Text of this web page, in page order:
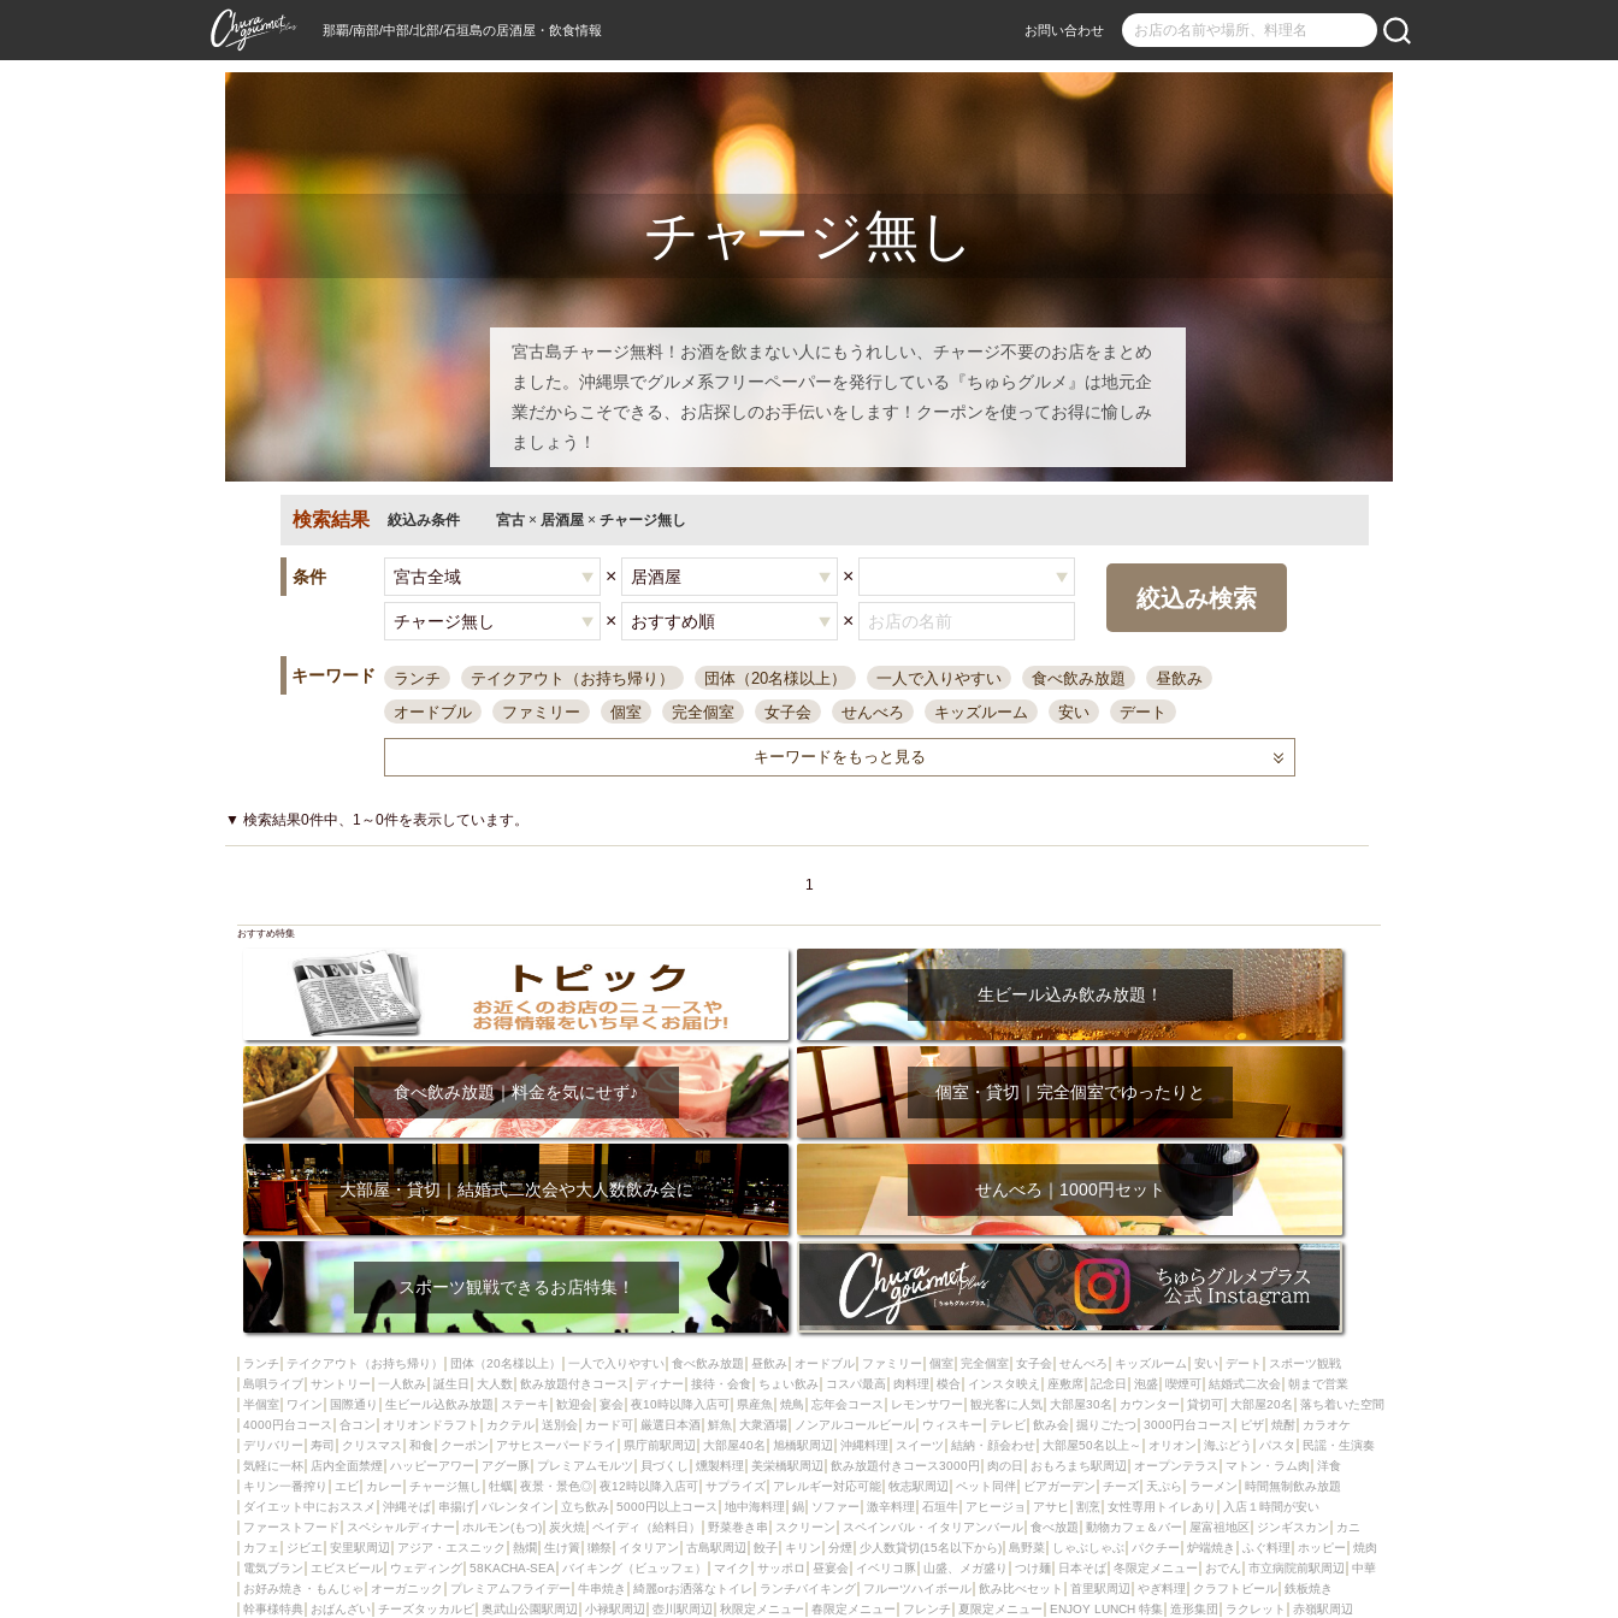
那覇/南部/中部/北部/石垣島の居酒屋・飲食情報 お問い合わせ
チャージ無し
宮古島チャージ無料！お酒を飲まない人にもうれしい、チャージ不要のお店をまとめ
ました。沖縄県でグルメ系フリーペーパーを発行している『ちゅらグルメ』は地元企
業だからこそできる、お店探しのお手伝いをします！クーポンを使ってお得に愉しみ
ましょう！
検索結果 絞込み条件 宮古 × 居酒屋 × チャージ無し
条件 × ×
× ×
絞込み検索
キーワード ランチ テイクアウト（お持ち帰り） 団体（20名様以上） 一人で入りやすい 食べ飲み放題
昼飲み
オードブル
ファミリー 個室 完全個室 女子会 せんべろ キッズルーム 安い
デート
一人飲み 誕生日 大人数
接待・会食
ちょい飲み コスパ最高 肉料理 模合 インスタ映え 座敷席 記念日 泡盛
喫煙可
結婚式二次会
夜10時以降入店可
県産魚 焼鳥 忘年会コース レモンサワー 観光客に人気 大部屋30名
カウンター
4000円台コース
デリバリー 寿司 クリスマス 和食
クーポン
アサヒスーパードライ
県庁前駅周辺 旭橋駅周辺 沖縄料理 スイーツ
結納・顔会わせ
大部屋50名以上～
オリオン 海ぶどう 民謡・生演奏 気軽に一杯
店内全面禁煙
ハッピーアワー
アグー豚 プレミアムモルツ 貝づくし 燻製料理
美栄橋駅周辺
飲み放題付きコース3000円
肉の日 おもろまち駅周辺 オープンテラス マトン・ラム肉
洋食
キリン一番搾り
エビ カレー チャージ無し 牡蠣 夜景・景色◎ 夜12時以降入店可
サプライズ
アレルギー対応可能
牧志駅周辺 ペット同伴 ビアガーデン 天ぷら
時間無制飲み放題
ダイエット中におススメ
沖縄そば 串揚げ バレンタイン 立ち飲み 5000円以上コース 地中海料理
鍋
ソファー
激辛料理 石垣牛 アヒージョ アサヒ 割烹 女性専用トイレあり
入店１時間が安い
ファーストフード
スペシャルディナー ホルモン(もつ) 炭火焼 ペイディ（給料日）
野菜巻き串
スクリーン
スペインバル・イタリアンバール 食べ放題 動物カフェ＆バー 屋富祖地区
ジンギスカン
カニ
カフェ ジビエ 安里駅周辺 アジア・エスニック 熱燗 生け簀 獺祭 イタリアン
古島駅周辺
分煙 少人数貸切(15名以下から) しゃぶしゃぶ パクチー 炉端焼き
ふぐ料理
ホッピー
焼肉 電気ブラン エビスビール ウェディング 58KACHA-SEA
バイキング（ビュッフェ）
マイク
サッポロ 昼宴会 イベリコ豚 山盛、メガ盛り つけ麺 日本そば 冬限定メニュー
おでん
市立病院前駅周辺
中華 お好み焼き・もんじゃ オーガニック プレミアムフライデー
牛串焼き
綺麗orお洒落なトイレ
ランチバイキング フルーツハイボール 飲み比べセット 首里駅周辺
やぎ料理
クラフトビール
鉄板焼き 幹事様特典 おばんざい チーズタッカルビ 奥武山公園駅周辺
小禄駅周辺
壺川駅周辺
秋限定メニュー 春限定メニュー フレンチ 夏限定メニュー ENJOY LUNCH 特集
造形集団
ラクレット
赤嶺駅周辺 シードル 那覇空港駅周辺 儀保駅周辺
キーワードをもっと見る
▼ 検索結果0件中、1～0件を表示しています。
1
おすすめ特集
生ビール込み飲み放題！
食べ飲み放題｜料金を気にせず♪ 個室・貸切｜完全個室でゆったりと
大部屋・貸切｜結婚式二次会や大人数飲み会に せんべろ｜1000円セット
スポーツ観戦できるお店特集！
ランチ テイクアウト（お持ち帰り） 団体（20名様以上） 一人で入りやすい 食べ飲み放題 昼飲み オードブル ファミリー 個室 完全個室 女子会 せんべろ キッズルーム 安い デート
スポーツ観戦
島唄ライブ サントリー 一人飲み 誕生日 大人数 飲み放題付きコース ディナー 接待・会食 ちょい飲み コスパ最高 肉料理 模合 インスタ映え 座敷席 記念日 泡盛 喫煙可 結婚式二次会 朝まで営業
半個室
ワイン 国際通り 生ビール込飲み放題 ステーキ 歓迎会 宴会 夜10時以降入店可 県産魚 焼鳥 忘年会コース レモンサワー 観光客に人気 大部屋30名 カウンター 貸切可 大部屋20名
落ち着いた空間
4000円台コース
合コン オリオンドラフト カクテル 送別会 カード可 厳選日本酒 鮮魚 大衆酒場 ノンアルコールビール ウィスキー テレビ 飲み会 掘りごたつ 3000円台コース ピザ 焼酎
カラオケ
デリバリー
寿司 クリスマス 和食 クーポン アサヒスーパードライ 県庁前駅周辺 大部屋40名 旭橋駅周辺 沖縄料理 スイーツ 結納・顔会わせ 大部屋50名以上～ オリオン 海ぶどう パスタ
民謡・生演奏
気軽に一杯
店内全面禁煙 ハッピーアワー アグー豚 プレミアムモルツ 貝づくし 燻製料理 美栄橋駅周辺 飲み放題付きコース3000円 肉の日 おもろまち駅周辺 オープンテラス マトン・ラム肉
洋食
キリン一番搾り
エビ カレー チャージ無し 牡蠣 夜景・景色◎ 夜12時以降入店可 サプライズ アレルギー対応可能 牧志駅周辺 ペット同伴 ビアガーデン チーズ 天ぷら ラーメン
時間無制飲み放題
ダイエット中におススメ
沖縄そば 串揚げ バレンタイン 立ち飲み 5000円以上コース 地中海料理 鍋 ソファー 激辛料理 石垣牛 アヒージョ アサヒ 割烹 女性専用トイレあり
入店１時間が安い
ファーストフード
スペシャルディナー ホルモン(もつ) 炭火焼 ペイディ（給料日） 野菜巻き串 スクリーン スペインバル・イタリアンバール 食べ放題 動物カフェ＆バー 屋富祖地区 ジンギスカン
カニ
カフェ
ジビエ 安里駅周辺 アジア・エスニック 熱燗 生け簀 獺祭 イタリアン 古島駅周辺 餃子 キリン 分煙 少人数貸切(15名以下から) 島野菜 しゃぶしゃぶ パクチー 炉端焼き ふぐ料理 ホッピー
焼肉
電気ブラン
エビスビール ウェディング 58KACHA-SEA バイキング（ビュッフェ） マイク サッポロ 昼宴会 イベリコ豚 山盛、メガ盛り つけ麺 日本そば 冬限定メニュー おでん 市立病院前駅周辺
中華
お好み焼き・もんじゃ
オーガニック プレミアムフライデー 牛串焼き 綺麗orお洒落なトイレ ランチバイキング フルーツハイボール 飲み比べセット 首里駅周辺 やぎ料理 クラフトビール 鉄板焼き
幹事様特典
おばんざい チーズタッカルビ 奥武山公園駅周辺 小禄駅周辺 壺川駅周辺 秋限定メニュー 春限定メニュー フレンチ 夏限定メニュー ENJOY LUNCH 特集 造形集団 ラクレット 赤嶺駅周辺